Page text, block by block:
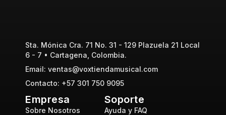
Sta. Mónica Cra. 71 No. 31 - 129 Plazuela 21 Local
6 - 7 • Cartagena, Colombia.
Email: ventas@voxtiendamusical.com
Contacto: +57 301 750 9095
Empresa
Sobre Nosotros
Soporte
Ayuda y FAQ